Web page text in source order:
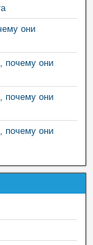
они
почему они
почему они
почему они